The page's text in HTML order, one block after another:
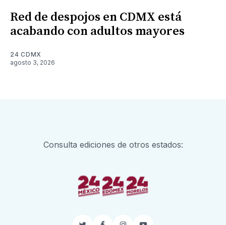
Red de despojos en CDMX está
acabando con adultos mayores
24 CDMX
agosto 3, 2026
Consulta ediciones de otros estados: